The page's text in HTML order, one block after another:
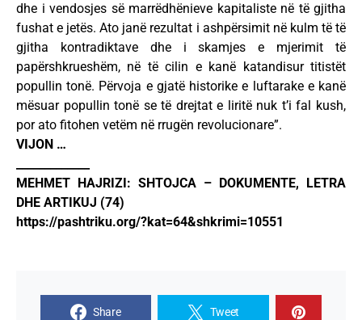
dhe i vendosjes së marrëdhënieve kapitaliste në të gjitha
fushat e jetës. Ato janë rezultat i ashpërsimit në kulm të të
gjitha kontradiktave dhe i skamjes e mjerimit të
papërshkrueshëm, në të cilin e kanë katandisur titistët
popullin tonë. Përvoja e gjatë historike e luftarake e kanë
mësuar popullin tonë se të drejtat e liritë nuk t’i fal kush,
por ato fitohen vetëm në rrugën revolucionare”.
VIJON …
MEHMET HAJRIZI: SHTOJCA – DOKUMENTE, LETRA
DHE ARTIKUJ (74)
https://pashtriku.org/?kat=64&shkrimi=10551
Share Tweet